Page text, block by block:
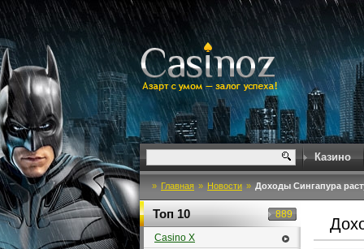
Казино
» Главная » Новости » Доходы Сингапура
Топ 10 889
Casino X